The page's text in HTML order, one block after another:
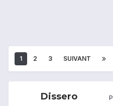
1 2 3 SUIVANT
Dissero